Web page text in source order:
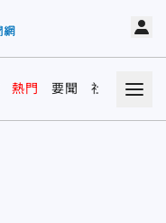
熱門 要聞 社會 娛樂